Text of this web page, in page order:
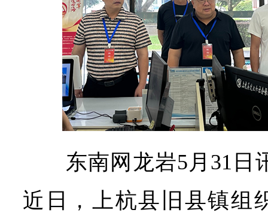
东南网龙岩5月31日
近日，上杭县旧县镇组